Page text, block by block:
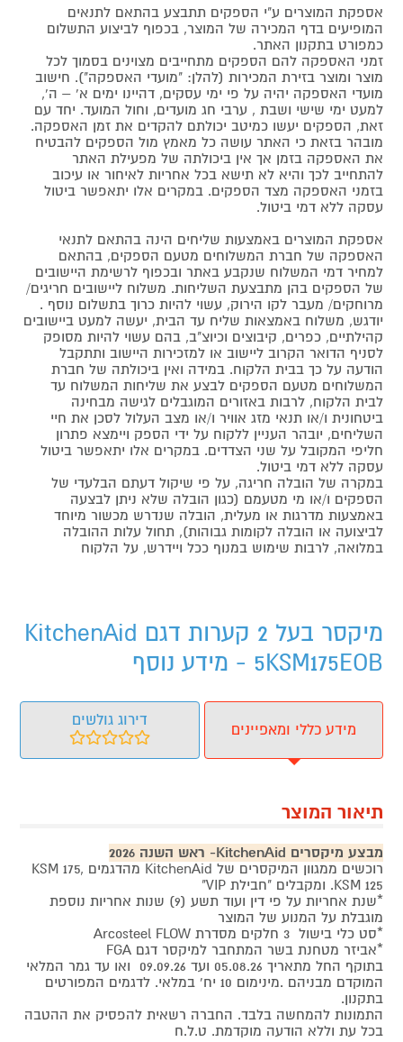
אספקת המוצרים ע"י הספקים תתבצע בהתאם לתנאים
המופיעים בדף המכירה של המוצר, בכפוף לביצוע התשלום
כמפורט בתקנון האתר.
זמני האספקה להם הספקים מתחייבים מצוינים בסמוך לכל
מוצר ומוצר בזירת המכירות (להלן: "מועדי האספקה"). חישוב
מועדי האספקה יהיה על פי ימי עסקים, דהיינו ימים א' – ה',
למעט ימי שישי ושבת , ערבי חג מועדים, וחול המועד. יחד עם
זאת, הספקים יעשו כמיטב יכולתם להקדים את זמן האספקה.
מובהר בזאת כי האתר עושה כל מאמץ מול הספקים להבטיח
את האספקה בזמן אך אין ביכולתה של מפעילת האתר
להתחייב לכך והיא לא תישא בכל אחריות לאיחור או עיכוב
בזמני האספקה מצד הספקים. במקרים אלו יתאפשר ביטול
עסקה ללא דמי ביטול.
אספקת המוצרים באמצעות שליחים הינה בהתאם לתנאי
האספקה של חברת המשלוחים מטעם הספקים, בהתאם
למחיר דמי המשלוח שנקבע באתר ובכפוף לרשימת היישובים
של הספקים בהן מתבצעת השליחות. משלוח ליישובים חריגים/
מרוחקים/ מעבר לקו הירוק, עשוי להיות כרוך בתשלום נוסף .
יודגש, משלוח באמצאות שליח עד הבית, יעשה למעט ביישובים
קהילתיים, כפרים, קיבוצים וכיוצ"ב, בהם עשוי להיות מסופק
לסניף הדואר הקרוב ליישוב או למזכירות היישוב ותתקבל
הודעה על כך בבית הלקוח. במידה ואין ביכולתה של חברת
המשלוחים מטעם הספקים לבצע את שליחות המשלוח עד
לבית הלקוח, לרבות באזורים המוגבלים לגישה מבחינה
ביטחונית ו/או תנאי מזג אוויר ו/או מצב העלול לסכן את חיי
השליחים, יובהר העניין ללקוח על ידי הספק ויימצא פתרון
חליפי המקובל על שני הצדדים. במקרים אלו יתאפשר ביטול
עסקה ללא דמי ביטול.
במקרה של הובלה חריגה, על פי שיקול דעתם הבלעדי של
הספקים ו/או מי מטעמם (כגון הובלה שלא ניתן לבצעה
באמצעות מדרגות או מעלית, הובלה שנדרש מכשור מיוחד
לביצועה או הובלה לקומות גבוהות), תחול עלות ההובלה
במלואה, לרבות שימוש במנוף ככל ויידרש, על הלקוח
מיקסר בעל 2 קערות דגם KitchenAid
5KSM175EOB - מידע נוסף
מידע כללי ומאפיינים
דירוג גולשים
תיאור המוצר
מבצע מיקסרים KitchenAid- ראש השנה 2026
רוכשים ממגוון המיקסרים של KitchenAid מהדגמים KSM 175,
KSM 125. ומקבלים "חבילת VIP"
*שנת אחריות על פי דין ועוד תשע (9) שנות אחריות נוספת
מוגבלת על המנוע של המוצר
*סט כלי בישול 3 חלקים מסדרת Arcosteel FLOW
*אביזר מטחנת בשר המתחבר למיקסר דגם FGA
בתוקף החל מתאריך 05.08.26 ועד 09.09.26 ואו עד גמר המלאי
המוקדם מבניהם .מינימום 10 יח' במלאי. לדגמים המפורטים
בתקנון.
התמונות להמחשה בלבד. החברה רשאית להפסיק את ההטבה
בכל עת וללא הודעה מוקדמת. ט.ל.ח